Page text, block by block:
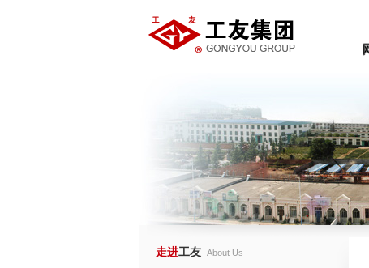
走进工友 About Us